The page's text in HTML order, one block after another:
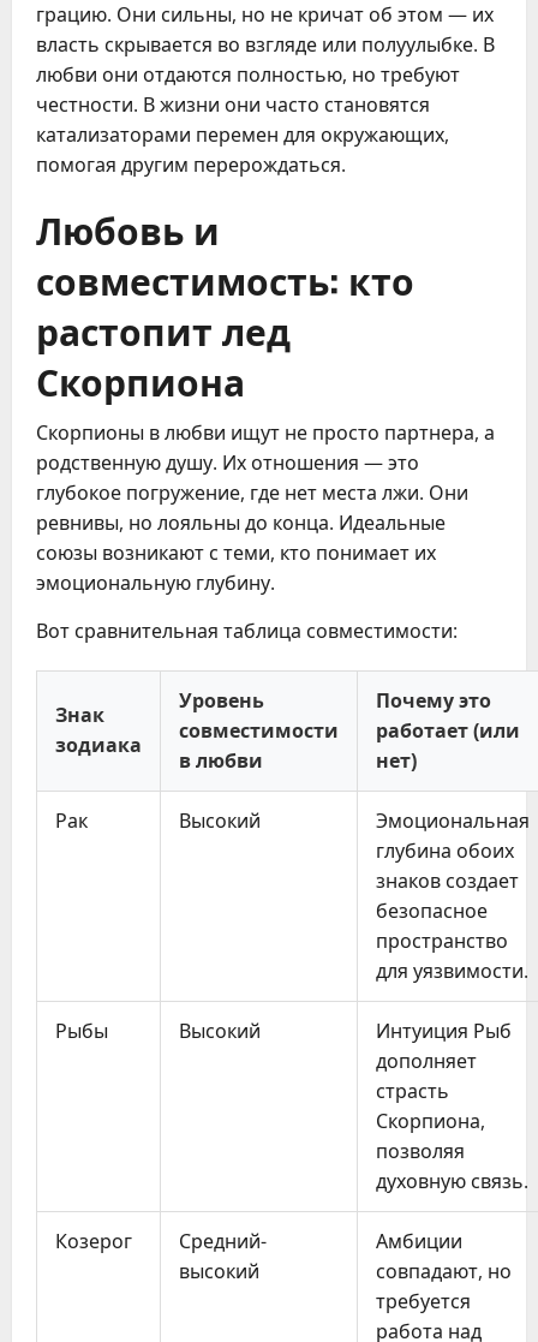
грацию. Они сильны, но не кричат об этом — их
власть скрывается во взгляде или полуулыбке. В
любви они отдаются полностью, но требуют
честности. В жизни они часто становятся
катализаторами перемен для окружающих,
помогая другим перерождаться.
Любовь и
совместимость: кто
растопит лед
Скорпиона
Скорпионы в любви ищут не просто партнера, а
родственную душу. Их отношения — это
глубокое погружение, где нет места лжи. Они
ревнивы, но лояльны до конца. Идеальные
союзы возникают с теми, кто понимает их
эмоциональную глубину.
Вот сравнительная таблица совместимости:
Знак
зодиака
Уровень
совместимости
в любви
Почему это
работает (или
нет)
Рак Высокий
Эмоциональная
глубина обоих
знаков создает
безопасное
пространство
для уязвимости.
Рыбы Высокий
Интуиция Рыб
дополняет
страсть
Скорпиона,
позволяя
духовную связь.
Козерог
Средний-
высокий
Амбиции
совпадают, но
требуется
работа над